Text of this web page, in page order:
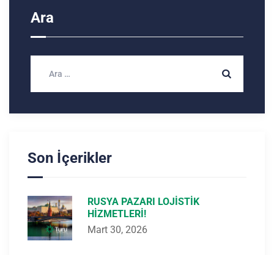
Ara
Son İçerikler
RUSYA PAZARI LOJISTIK
HIZMETLERI!
Mart 30, 2026